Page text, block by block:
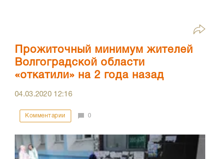
Прожиточный минимум жителей
Волгоградской области
«откатили» на 2 года назад
04.03.2020 12:16
Комментарии 0